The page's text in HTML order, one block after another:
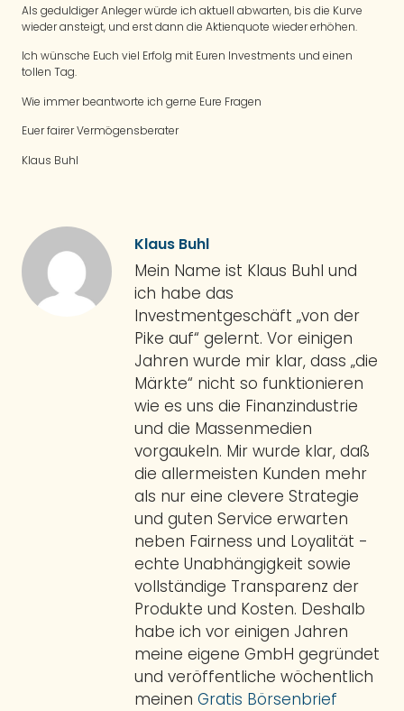
Als geduldiger Anleger würde ich aktuell abwarten, bis die Kurve
wieder ansteigt, und erst dann die Aktienquote wieder erhöhen.
Ich wünsche Euch viel Erfolg mit Euren Investments und einen
tollen Tag.
Wie immer beantworte ich gerne Eure Fragen
Euer fairer Vermögensberater
Klaus Buhl
Klaus Buhl
Mein Name ist Klaus Buhl und
ich habe das
Investmentgeschäft „von der
Pike auf“ gelernt. Vor einigen
Jahren wurde mir klar, dass „die
Märkte“ nicht so funktionieren
wie es uns die Finanzindustrie
und die Massenmedien
vorgaukeln. Mir wurde klar, daß
die allermeisten Kunden mehr
als nur eine clevere Strategie
und guten Service erwarten
neben Fairness und Loyalität -
echte Unabhängigkeit sowie
vollständige Transparenz der
Produkte und Kosten. Deshalb
habe ich vor einigen Jahren
meine eigene GmbH gegründet
und veröffentliche wöchentlich
meinen Gratis Börsenbrief